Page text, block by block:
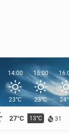
27°C 13°C 31
14:00
23°C
15:00
23°C